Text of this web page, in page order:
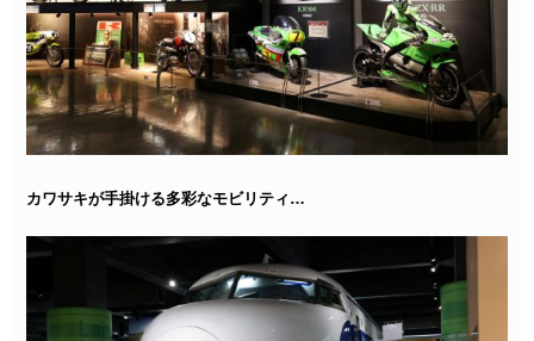
カワサキが手掛ける多彩なモビリティ…